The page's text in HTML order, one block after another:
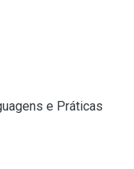
e Práticas